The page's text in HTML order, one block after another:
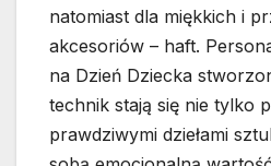
natomiast dla miękkich i
akcesoriów – haft.
na Dzień Dziecka
technik stają się nie tylko
prawdziwymi dziełami